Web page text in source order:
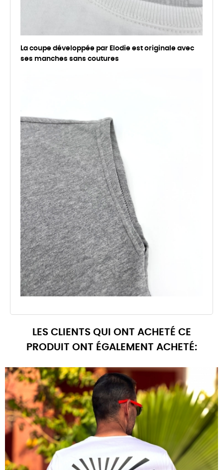
La coupe développée par Elodie est originale avec
ses manches sans coutures
LES CLIENTS QUI ONT ACHETÉ CE
PRODUIT ONT ÉGALEMENT ACHETÉ: